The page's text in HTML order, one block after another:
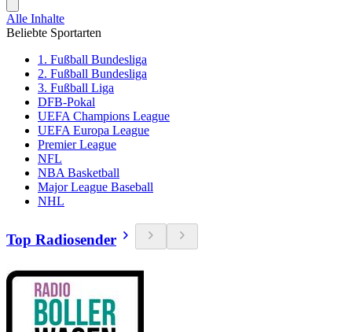
Alle Inhalte
Beliebte Sportarten
1. Fußball Bundesliga
2. Fußball Bundesliga
3. Fußball Liga
DFB-Pokal
UEFA Champions League
UEFA Europa League
Premier League
NFL
NBA Basketball
Major League Baseball
NHL
Top Radiosender